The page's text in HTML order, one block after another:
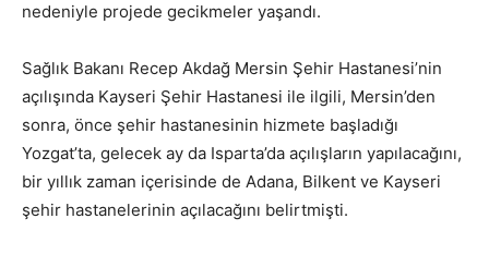
nedeniyle projede gecikmeler yaşandı.
Sağlık Bakanı Recep Akdağ Mersin Şehir Hastanesi’nin
açılışında Kayseri Şehir Hastanesi ile ilgili, Mersin’den
sonra, önce şehir hastanesinin hizmete başladığı
Yozgat’ta, gelecek ay da Isparta’da açılışların yapılacağını,
bir yıllık zaman içerisinde de Adana, Bilkent ve Kayseri
şehir hastanelerinin açılacağını belirtmişti.